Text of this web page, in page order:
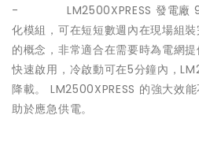
- LM2500XPRESS 發電廠
化模組，可在短短數週內在現場組裝
的概念，非常適合在需要時為電網
快速啟用，冷啟動可在5分鐘內，
降載。 LM2500XPRESS 的強大效
助於應急供電。